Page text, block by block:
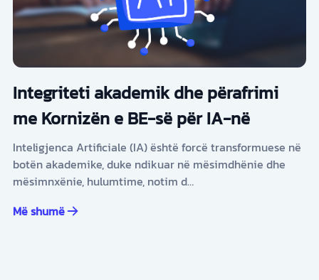
Integriteti akademik dhe përafrimi
me Kornizën e BE-së për IA-në
Inteligjenca Artificiale (IA) është forcë transformuese në
botën akademike, duke ndikuar në mësimdhënie dhe
mësimnxënie, hulumtime, notim d…
Më shumë